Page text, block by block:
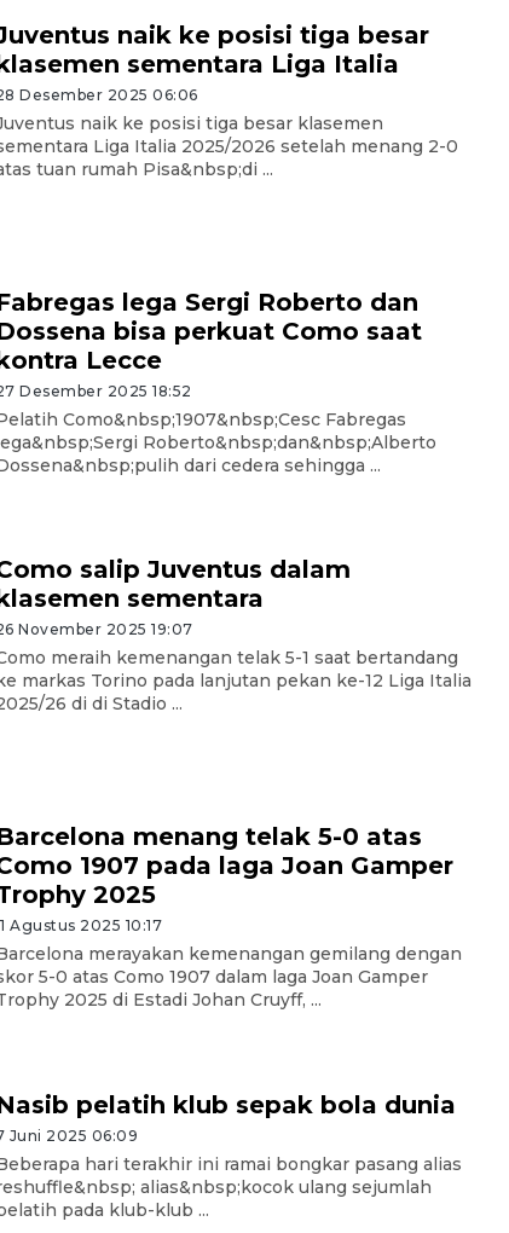
naik ke posisi tiga besar
sementara Liga Italia
Desember 2025 06:06
naik ke posisi tiga besar klasemen
Liga Italia 2025/2026 setelah menang 2-0
tuan rumah Pisa&nbsp;di ...
lega Sergi Roberto dan
bisa perkuat Como saat
Lecce
Desember 2025 18:52
Como&nbsp;1907&nbsp;Cesc Fabregas
Roberto&nbsp;dan&nbsp;Alberto
dari cedera sehingga ...
salip Juventus dalam
sementara
November 2025 19:07
meraih kemenangan telak 5-1 saat bertandang
markas Torino pada lanjutan pekan ke-12 Liga Italia
26 di di Stadio ...
menang telak 5-0 atas
1907 pada laga Joan Gamper
2025
Agustus 2025 10:17
merayakan kemenangan gemilang dengan
5-0 atas Como 1907 dalam laga Joan Gamper
2025 di Estadi Johan Cruyff, ...
pelatih klub sepak bola dunia
Juni 2025 06:09
hari terakhir ini ramai bongkar pasang alias
alias&nbsp;kocok ulang sejumlah
pada klub-klub ...